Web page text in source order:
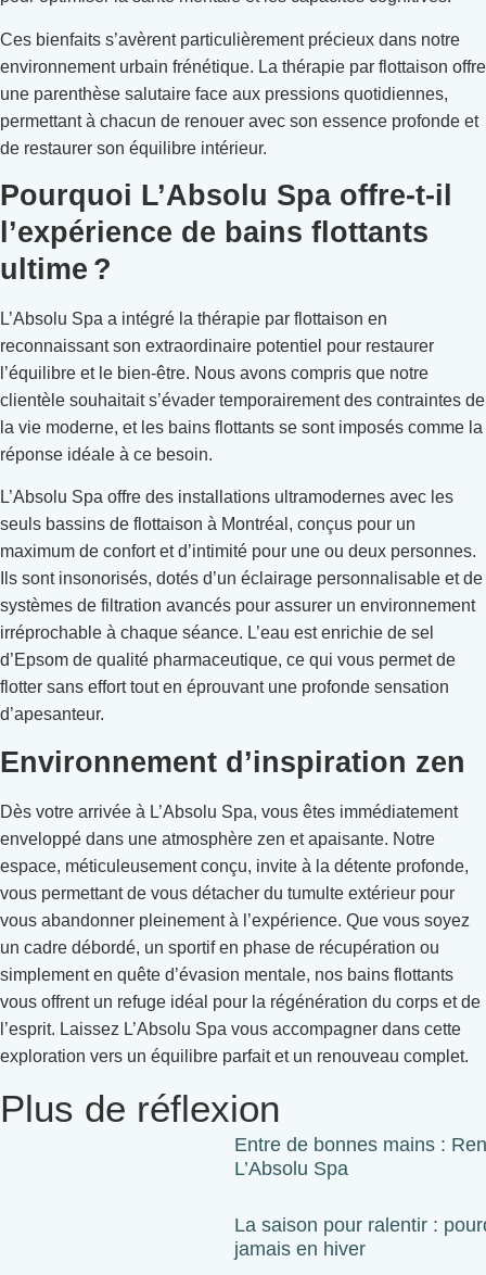
Ces bienfaits s’avèrent particulièrement précieux dans notre
environnement urbain frénétique. La thérapie par flottaison offre
une parenthèse salutaire face aux pressions quotidiennes,
permettant à chacun de renouer avec son essence profonde et
de restaurer son équilibre intérieur.
Pourquoi L’Absolu Spa offre-t-il
l’expérience de bains flottants
ultime ?
L’Absolu Spa a intégré la thérapie par flottaison en
reconnaissant son extraordinaire potentiel pour restaurer
l’équilibre et le bien-être. Nous avons compris que notre
clientèle souhaitait s’évader temporairement des contraintes de
la vie moderne, et les bains flottants se sont imposés comme la
réponse idéale à ce besoin.
L’Absolu Spa offre des installations ultramodernes avec les
seuls bassins de flottaison à Montréal, conçus pour un
maximum de confort et d’intimité pour une ou deux personnes.
Ils sont insonorisés, dotés d’un éclairage personnalisable et de
systèmes de filtration avancés pour assurer un environnement
irréprochable à chaque séance. L’eau est enrichie de sel
d’Epsom de qualité pharmaceutique, ce qui vous permet de
flotter sans effort tout en éprouvant une profonde sensation
d’apesanteur.
Environnement d’inspiration zen
Dès votre arrivée à L’Absolu Spa, vous êtes immédiatement
enveloppé dans une atmosphère zen et apaisante. Notre
espace, méticuleusement conçu, invite à la détente profonde,
vous permettant de vous détacher du tumulte extérieur pour
vous abandonner pleinement à l’expérience. Que vous soyez
un cadre débordé, un sportif en phase de récupération ou
simplement en quête d’évasion mentale, nos bains flottants
vous offrent un refuge idéal pour la régénération du corps et de
l’esprit. Laissez L’Absolu Spa vous accompagner dans cette
exploration vers un équilibre parfait et un renouveau complet.
Plus de réflexion
Entre de bonnes mains :
L’Absolu Spa
La saison pour ralentir :
jamais en hiver